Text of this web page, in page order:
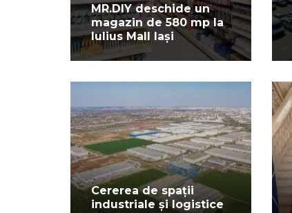
MR.DIY deschide un
magazin de 580 mp la
Iulius Mall Iași
Cererea de spații
industriale și logistice